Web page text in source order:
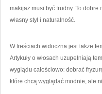
makijaż musi być trudny. To
własny styl i naturalność.
W treściach widoczna jest także
Artykuły o włosach uzupełniają
wyglądu całościowo: dobrać
które chcą wyglądać modnie, ale